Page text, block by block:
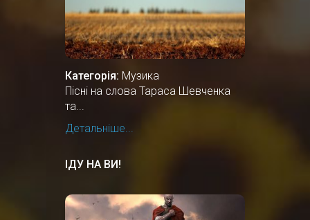
Категорія: Музика
Пісні на слова Тараса Шевченка
та...
Детальніше...
ІДУ НА ВИ!